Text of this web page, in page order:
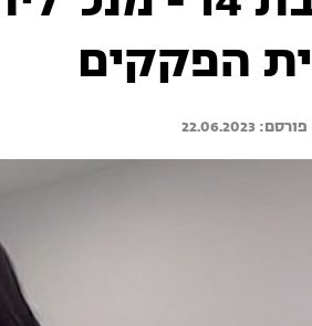
הפקקים
22.06.2023